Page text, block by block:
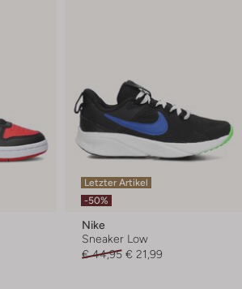
Letzter Artikel
-50%
Nike
Sneaker Low
€ 44,95 € 21,99